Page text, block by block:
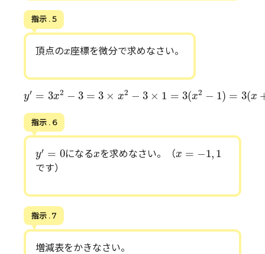
指示 . 5
頂点のx
x座標を微分で求めなさい。
y′ = 3x2 − 3 = 3 × x2 − 3 × 1 = 3(x2 − 1) = 3(x
′ x2 − 3× 2− 1= x2 1) (x+ 1) −1)
指示 . 6
y′ = 0
y′ になるx
xを求めなさい。（x = −1, 1
x=
です）
指示 . 7
増減表をかきなさい。